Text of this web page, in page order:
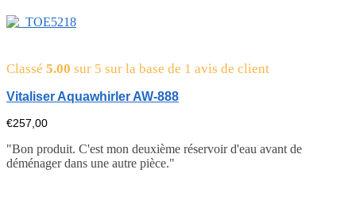
Classé 5.00 sur 5 sur la base de 1 avis de client
Vitaliser Aquawhirler AW-888
€257,00
"Bon produit. C'est mon deuxième réservoir d'eau avant de
déménager dans une autre pièce."